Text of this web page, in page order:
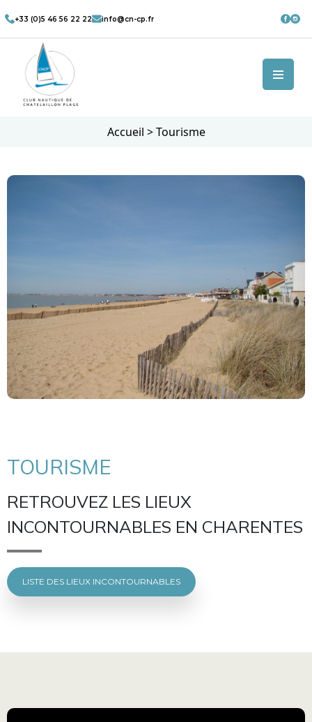
+33 (0)5 46 56 22 22 info@cn-cp.fr
Accueil >Tourisme
TOURISME
RETROUVEZ LES LIEUX
INCONTOURNABLES EN CHARENTES
LISTE DES LIEUX INCONTOURNABLES